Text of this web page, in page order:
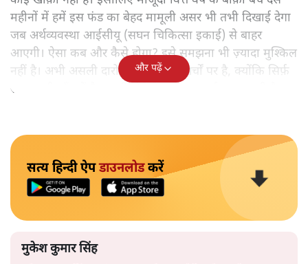
महीनों में हमें इस फंड का बेहद मामूली असर भी तभी दिखाई देगा
जब अर्थव्यवस्था आईसीयू (सघन चिकित्सा इकाई) से बाहर
आएगी। ऐसा कब और कैसे होगा? इसे समझना भी ज़्यादा मुश्किल
नहीं है। अभी असली दारोमदार सरकारी ख़र्चों पर है, क्योंकि सिर्फ़
सरकार ही गाँठ में पैसा नहीं होने के बावजूद ख़र्च कर सकती है।
और पढ़ें
सत्य हिन्दी ऐपडाउनलोडकरें
मुकेश कुमार सिंह